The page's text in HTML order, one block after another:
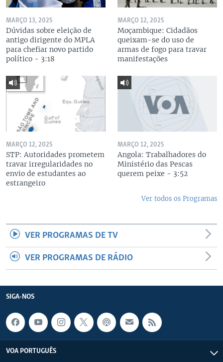
MARÇO 13, 2025
Dúvidas sobre eleição de
antigo dirigente do MPLA
para chefiar novo partido
político - 3:18
MARÇO 12, 2025
Moçambique: Cidadãos
queixam-se do uso de
armas de fogo para travar
manifestações
MARÇO 12, 2025
STP: Autoridades prometem
travar irregularidades no
envio de estudantes ao
estrangeiro
MARÇO 12, 2025
Angola: Trabalhadores do
Ministério das Pescas
querem peixe - 3:52
Ver todos os Programas
VER PROGRAMAS DE TV
VER PROGRAMAS DE RÁDIO
SIGA-NOS
VOA PORTUGUÊS